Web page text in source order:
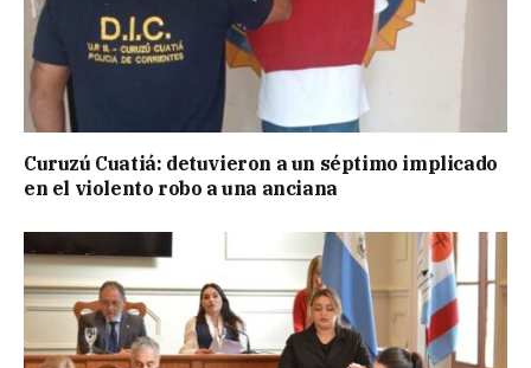
Curuzú Cuatiá: detuvieron a un séptimo implicado
en el violento robo a una anciana